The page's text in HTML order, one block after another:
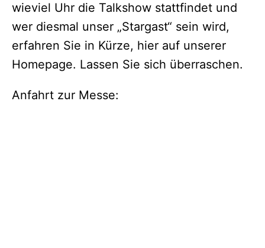
wieviel Uhr die Talkshow stattfindet und
wer diesmal unser „Stargast“ sein wird,
erfahren Sie in Kürze, hier auf unserer
Homepage. Lassen Sie sich überraschen.
Anfahrt zur Messe: